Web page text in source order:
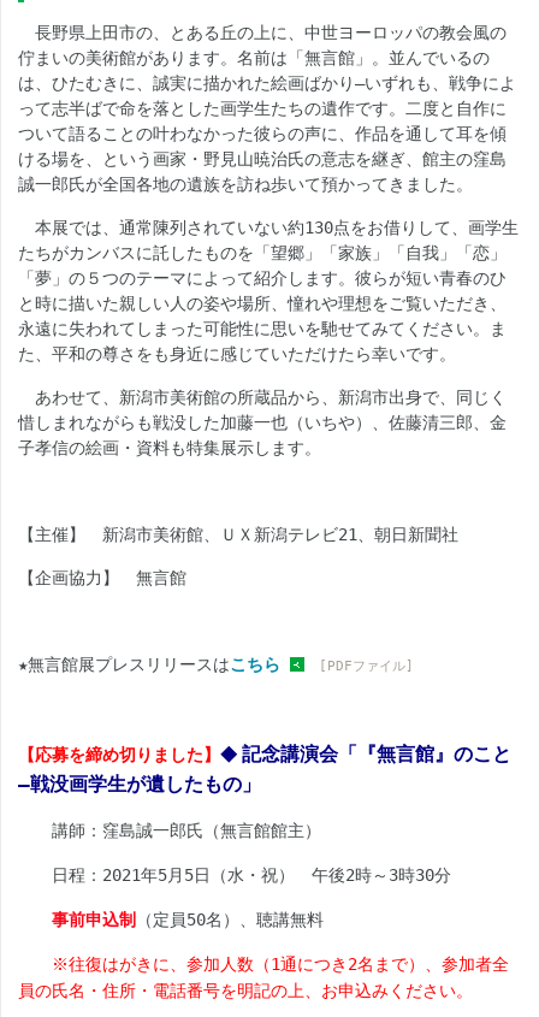
長野県上田市の、とある丘の上に、中世ヨーロッパの教会風の
佇まいの美術館があります。名前は「無言館」。並んでいるの
は、ひたむきに、誠実に描かれた絵画ばかり―いずれも、戦争によ
って志半ばで命を落とした画学生たちの遺作です。二度と自作に
ついて語ることの叶わなかった彼らの声に、作品を通して耳を傾
ける場を、という画家・野見山暁治氏の意志を継ぎ、館主の窪島
誠一郎氏が全国各地の遺族を訪ね歩いて預かってきました。
本展では、通常陳列されていない約130点をお借りして、画学生
たちがカンバスに託したものを「望郷」「家族」「自我」「恋」
「夢」の５つのテーマによって紹介します。彼らが短い青春のひ
と時に描いた親しい人の姿や場所、憧れや理想をご覧いただき、
永遠に失われてしまった可能性に思いを馳せてみてください。ま
た、平和の尊さをも身近に感じていただけたら幸いです。
あわせて、新潟市美術館の所蔵品から、新潟市出身で、同じく
惜しまれながらも戦没した加藤一也（いちや）、佐藤清三郎、金
子孝信の絵画・資料も特集展示します。
【主催】 新潟市美術館、ＵＸ新潟テレビ21 、朝日新聞社
【企画協力】 無言館
★無言館展プレスリリースはこちら [PDFファイル]
【応募を締め切りました】 ◆ 記念講演会「『無言館』のこと
―戦没画学生が遺したもの」
講師：窪島誠一郎氏（無言館館主）
日程： 2021年5月 5日（水・祝） 午後2時～ 3時30分
事前申込制 （定員50名）、聴講無料
※往復はがきに、参加人数（1通につき 2名まで）、参加者全
員の氏名・住所・電話番号を明記の上、お申込みください。